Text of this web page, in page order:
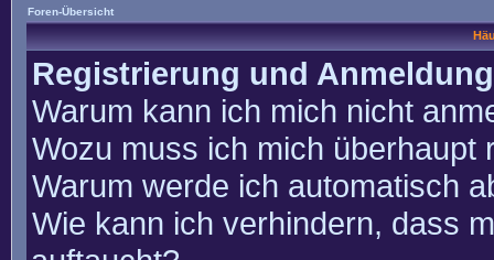
Foren-Übersicht
Registrierung und Anmeldung
Warum kann ich mich nicht
Wozu muss ich mich überhaupt
Warum werde ich automatisch
Wie kann ich verhindern, dass